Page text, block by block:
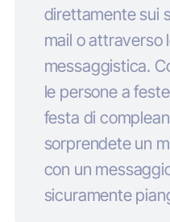
direttamente sui
mail o attraverso
messaggistica.
le persone a
festa di
sorprendete un
con un
sicuramente